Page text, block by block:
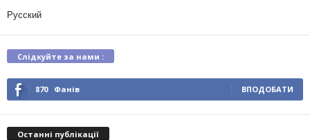
Русский
Слідкуйте за нами :
870 Фанів ВПОДОБАТИ
Останні публікації